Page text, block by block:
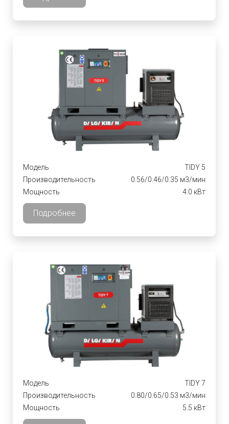
Модель
TIDY 5
Производительность
0.56/0.46/0.35 м3/мин
Мощность
4.0 кВт
Подробнее
Модель
TIDY 7
Производительность
0.80/0.65/0.53 м3/мин
Мощность
5.5 кВт